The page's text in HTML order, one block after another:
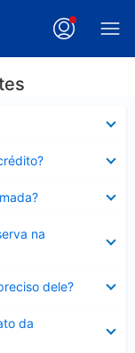
na
dele?
da